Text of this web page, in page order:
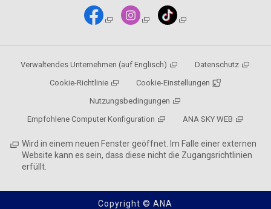
Verwaltendes Unternehmen (auf Englisch)
Datenschutz
Cookie-Richtlinie
Cookie-Einstellungen
Nutzungsbedingungen
Empfohlene Computer Konfiguration
ANA SKY WEB
Wird in einem neuen Fenster geöffnet. Im Falle einer externen
Website kann es sein, dass diese nicht die Zugangsrichtlinien
erfüllt.
Copyright © ANA